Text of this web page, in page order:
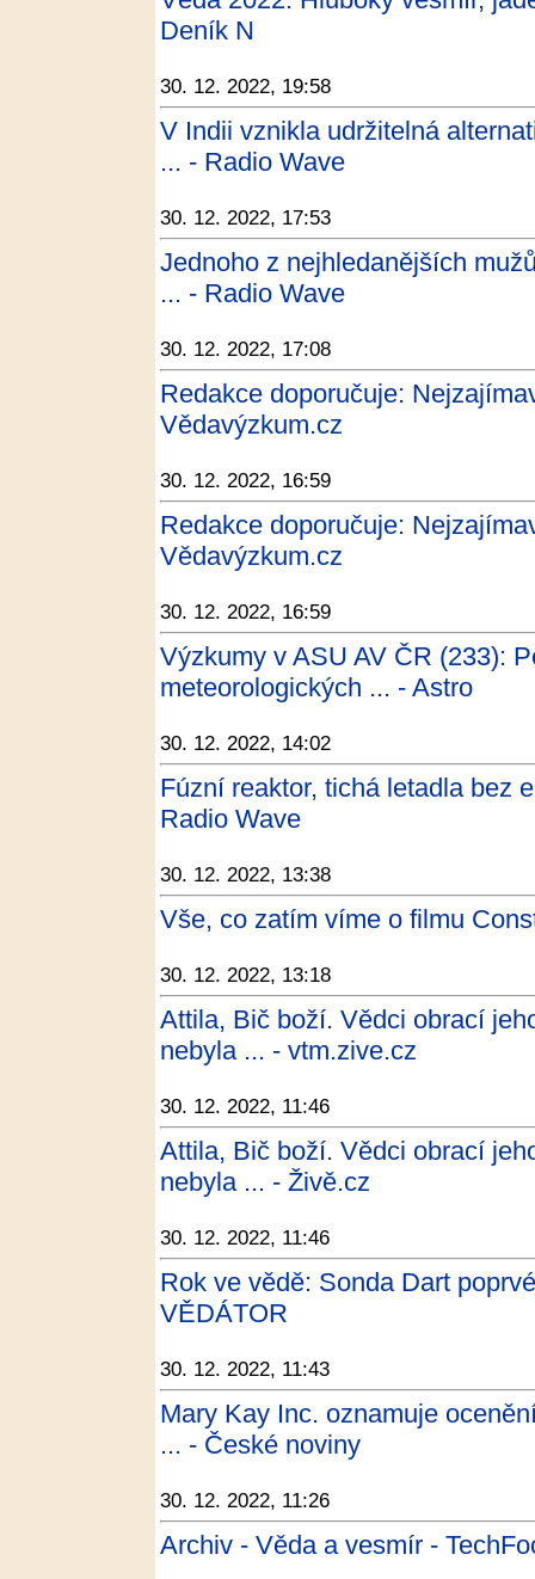
Deník N
30. 12. 2022, 19:58
V Indii vznikla udržitelná
... - Radio Wave
30. 12. 2022, 17:53
Jednoho z nejhledanějších
... - Radio Wave
30. 12. 2022, 17:08
Redakce doporučuje:
Vědavýzkum.cz
30. 12. 2022, 16:59
Redakce doporučuje:
Vědavýzkum.cz
30. 12. 2022, 16:59
Výzkumy v ASU AV ČR (233):
meteorologických ... - Astro
30. 12. 2022, 14:02
Fúzní reaktor, tichá letadla bez
Radio Wave
30. 12. 2022, 13:38
Vše, co zatím víme o filmu
30. 12. 2022, 13:18
Attila, Bič boží. Vědci obrací
nebyla ... - vtm.zive.cz
30. 12. 2022, 11:46
Attila, Bič boží. Vědci obrací
nebyla ... - Živě.cz
30. 12. 2022, 11:46
Rok ve vědě: Sonda Dart
VĚDÁTOR
30. 12. 2022, 11:43
Mary Kay Inc. oznamuje
... - České noviny
30. 12. 2022, 11:26
Archiv - Věda a vesmír -